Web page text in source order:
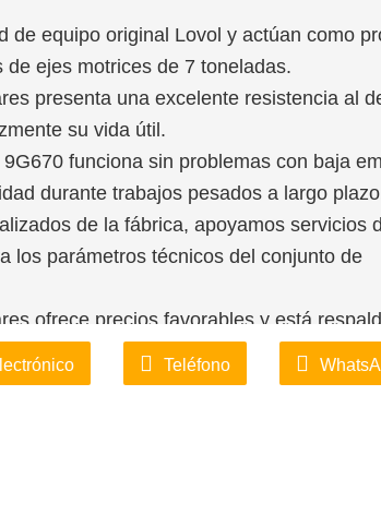
de equipo original Lovol y actúan como
ejes motrices de 7 toneladas.
presenta una excelente resistencia al
su vida útil.
funciona sin problemas con baja
durante trabajos pesados ​​a largo
de la fábrica, apoyamos servicios
los parámetros técnicos del conjunto de
ofrece precios favorables y está
para el conjunto de la corona, lo que
Teléfono